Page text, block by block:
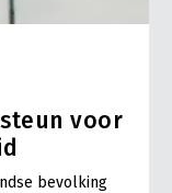
voor
bevolking